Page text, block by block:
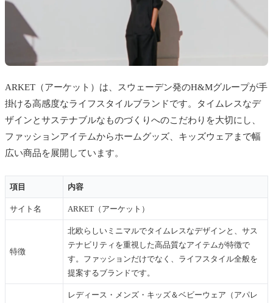
ARKET（アーケット）は、スウェーデン発のH&Mグループが手
掛ける高感度なライフスタイルブランドです。タイムレスなデ
ザインとサステナブルなものづくりへのこだわりを大切にし、
ファッションアイテムからホームグッズ、キッズウェアまで幅
広い商品を展開しています。
項目 内容
サイト名 ARKET（アーケット）
特徴
北欧らしいミニマルでタイムレスなデザインと、サス
テナビリティを重視した高品質なアイテムが特徴で
す。ファッションだけでなく、ライフスタイル全般を
提案するブランドです。
レディース・メンズ・キッズ＆ベビーウェア（アパレ